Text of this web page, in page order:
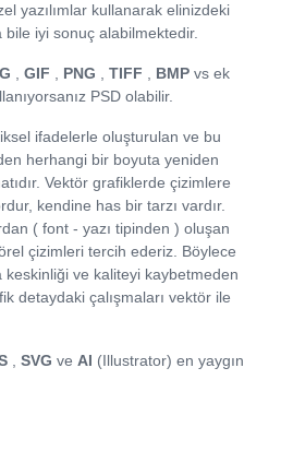
yazılımlar kullanarak elinizdeki
iyi sonuç alabilmektedir.
GIF PNG TIFF BMP vs ek
PSD olabilir.
ifadelerle oluşturulan ve bu
herhangi bir boyuta yeniden
Vektör grafiklerde çizimlere
kendine has bir tarzı vardır.
( font - yazı tipinden ) oluşan
çizimleri tercih ederiz. Böylece
keskinliği ve kaliteyi kaybetmeden
detaydaki çalışmaları vektör ile
SVG ve AI (Illustrator) en yaygın